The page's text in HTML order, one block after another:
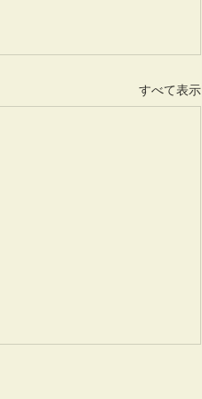
すべて表示